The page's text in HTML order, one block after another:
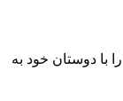
با دوستان خود به